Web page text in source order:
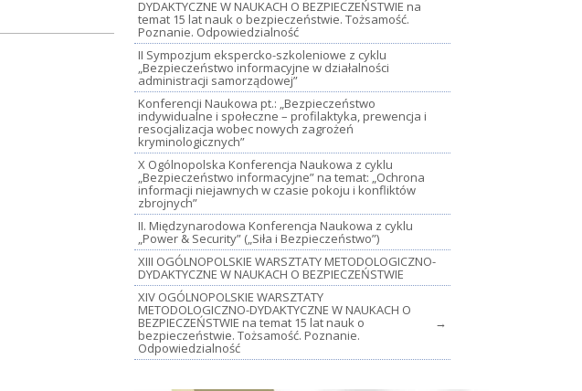
DYDAKTYCZNE W NAUKACH O BEZPIECZEŃSTWIE na
temat 15 lat nauk o bezpieczeństwie. Tożsamość.
Poznanie. Odpowiedzialność
II Sympozjum ekspercko-szkoleniowe z cyklu
„Bezpieczeństwo informacyjne w działalności
administracji samorządowej”
Konferencji Naukowa pt.: „Bezpieczeństwo
indywidualne i społeczne – profilaktyka, prewencja i
resocjalizacja wobec nowych zagrożeń
kryminologicznych”
X Ogólnopolska Konferencja Naukowa z cyklu
„Bezpieczeństwo informacyjne” na temat: „Ochrona
informacji niejawnych w czasie pokoju i konfliktów
zbrojnych”
II. Międzynarodowa Konferencja Naukowa z cyklu
„Power & Security” („Siła i Bezpieczeństwo”)
XIII OGÓLNOPOLSKIE WARSZTATY METODOLOGICZNO-
DYDAKTYCZNE W NAUKACH O BEZPIECZEŃSTWIE
XIV OGÓLNOPOLSKIE WARSZTATY
METODOLOGICZNO-DYDAKTYCZNE W NAUKACH O
BEZPIECZEŃSTWIE na temat 15 lat nauk o
bezpieczeństwie. Tożsamość. Poznanie.
Odpowiedzialność
→